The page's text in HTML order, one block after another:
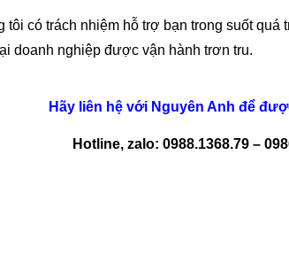
tôi có trách nhiệm hỗ trợ bạn trong suốt
doanh nghiệp được vận hành trơn tru.
Hãy liên hệ với Nguyên Anh để
Hotline, zalo: 0988.1368.79 –